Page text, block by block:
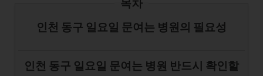
목차
인천 동구 일요일 문여는 병원의 필요성
인천 동구 일요일 문여는 병원 반드시 확인할